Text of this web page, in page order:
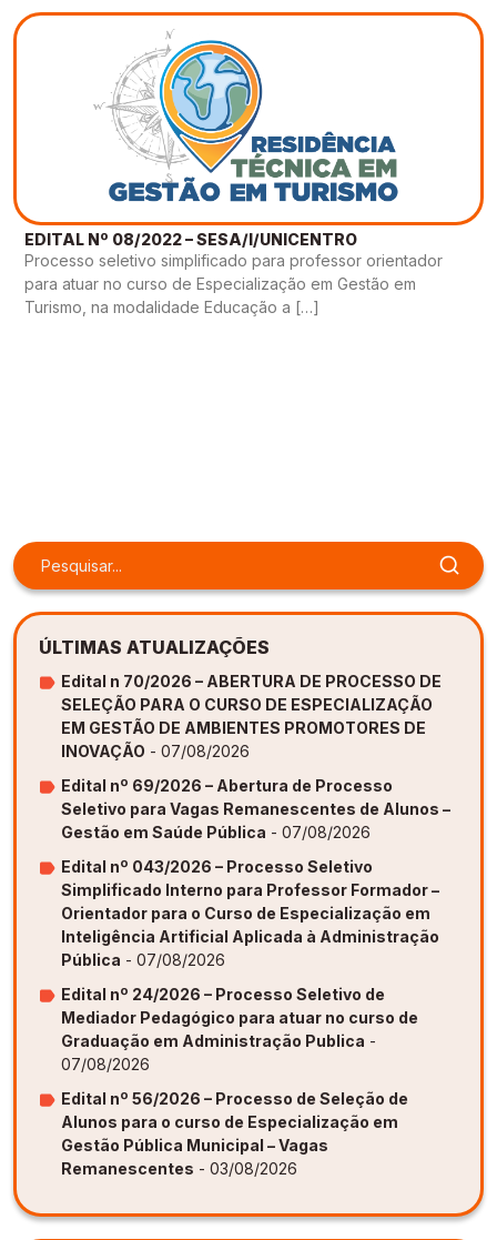
EDITAL Nº 08/2022 – SESA/I/UNICENTRO
Processo seletivo simplificado para professor orientador
para atuar no curso de Especialização em Gestão em
Turismo, na modalidade Educação a […]
ÚLTIMAS ATUALIZAÇÕES
Edital n 70/2026 – ABERTURA DE PROCESSO DE
SELEÇÃO PARA O CURSO DE ESPECIALIZAÇÃO
EM GESTÃO DE AMBIENTES PROMOTORES DE
INOVAÇÃO - 07/08/2026
Edital nº 69/2026 – Abertura de Processo
Seletivo para Vagas Remanescentes de Alunos –
Gestão em Saúde Pública - 07/08/2026
Edital nº 043/2026 – Processo Seletivo
Simplificado Interno para Professor Formador –
Orientador para o Curso de Especialização em
Inteligência Artificial Aplicada à Administração
Pública - 07/08/2026
Edital nº 24/2026 – Processo Seletivo de
Mediador Pedagógico para atuar no curso de
Graduação em Administração Publica -
07/08/2026
Edital nº 56/2026 – Processo de Seleção de
Alunos para o curso de Especialização em
Gestão Pública Municipal – Vagas
Remanescentes - 03/08/2026